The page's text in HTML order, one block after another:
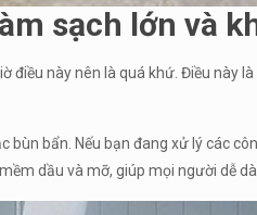
sạch lớn và
này nên là quá khứ. Điều này
bẩn. Nếu bạn đang xử lý các
dầu và mỡ, giúp mọi người dễ